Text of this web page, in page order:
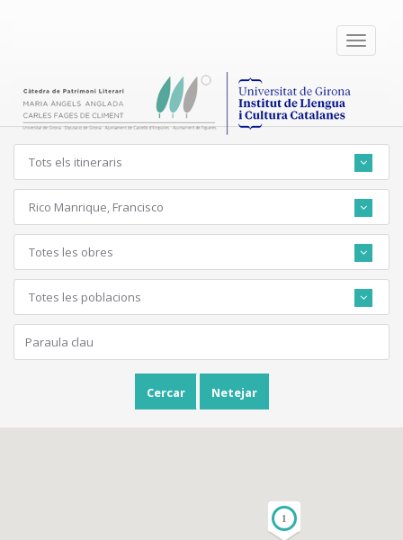
Toggle
Tots els itineraris
Rico Manrique, Francisco
Totes les obres
Totes les poblacions
Cercar Netejar
1